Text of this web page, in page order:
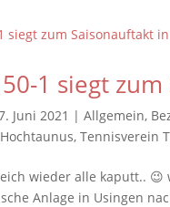
1 siegt
Juni 2021 |Allgemein,
,Tennisverein
wieder alle kaputt.. 😉
Anlage in Usingen